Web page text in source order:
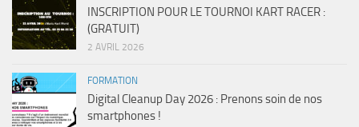
INSCRIPTION POUR LE TOURNOI KART RACER :
(GRATUIT)
2 AVRIL 2026
FORMATION
Digital Cleanup Day 2026 : Prenons soin de nos
smartphones !